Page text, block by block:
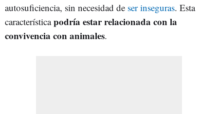
autosuficiencia, sin necesidad de ser inseguras. Esta
característicapodría estar relacionada con la
convivencia con animales.